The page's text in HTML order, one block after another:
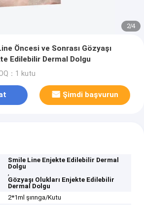
2/4
Öncesi ve Sonrası Gözyaşı
Edilebilir Dermal Dolgu
：1 kutu
Şimdi başvurun
Smile Line Enjekte Edilebilir Dermal
Dolgu
,
Gözyaşı Olukları Enjekte Edilebilir
Dermal Dolgu
2*1ml şırınga/Kutu